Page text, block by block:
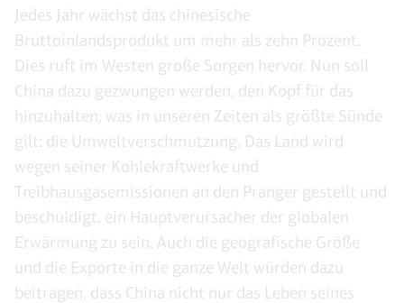
Jedes Jahr wächst das chinesische
Bruttoinlandsprodukt um mehr als zehn Prozent.
Dies ruft im Westen große Sorgen hervor. Nun soll
China dazu gezwungen werden, den Kopf für das
hinzuhalten, was in unseren Zeiten als größte Sünde
gilt: die Umweltverschmutzung. Das Land wird
wegen seiner Kohlekraftwerke und
Treibhausgasemissionen an den Pranger gestellt und
beschuldigt, ein Hauptverursacher der globalen
Erwärmung zu sein. Auch die geografische Größe
und die Exporte in die ganze Welt würden dazu
beitragen, dass China nicht nur das Leben seines